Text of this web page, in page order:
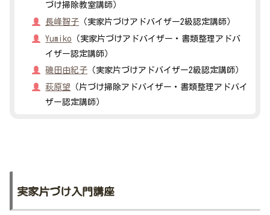
づけ掃除教室講師）
長峰智子 （実家片づけアドバイザー2級認定講師）
Yumiko （実家片づけアドバイザー・書類整理アドバ
イザー認定講師）
磯田由紀子 （実家片づけアドバイザー2級認定講師）
萩原望 （片づけ掃除アドバイザー・書類整理アドバイ
ザー認定講師）
実家片づけ入門講座